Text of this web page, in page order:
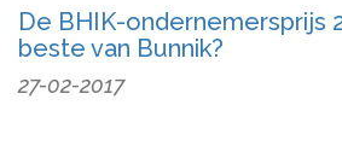
De BHIK-ondernemersprijs
beste van Bunnik?
27-02-2017